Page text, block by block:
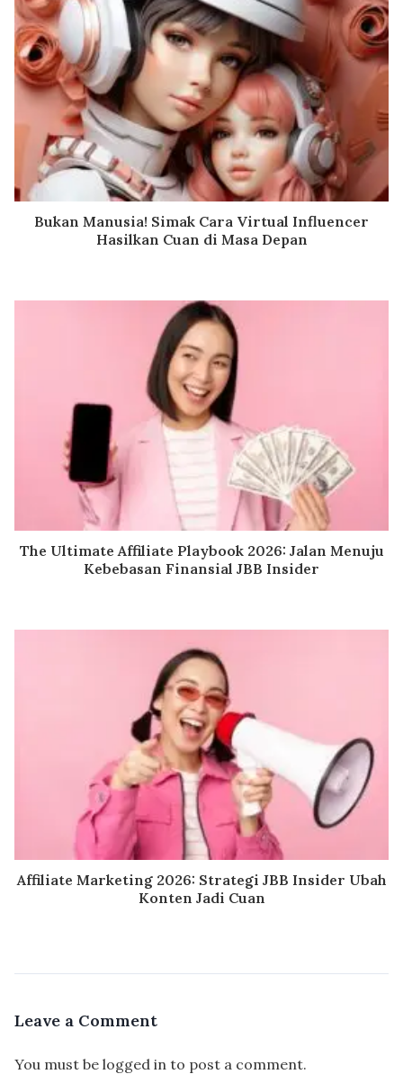
Bukan Manusia! Simak Cara Virtual Influencer
Hasilkan Cuan di Masa Depan
The Ultimate Affiliate Playbook 2026: Jalan Menuju
Kebebasan Finansial JBB Insider
Affiliate Marketing 2026: Strategi JBB Insider Ubah
Konten Jadi Cuan
Leave a Comment
You must be logged in to post a comment.